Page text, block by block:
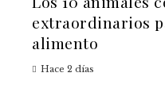
extraordinarios
alimento
Hace 2 días